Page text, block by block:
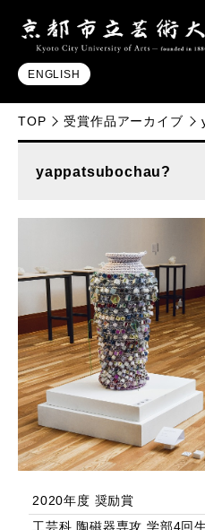
ENGLISH
TOP 受賞作品アーカイブ
yappatsubochau?
2020年度 奨励賞
工芸科 陶磁器専攻 学部4回生